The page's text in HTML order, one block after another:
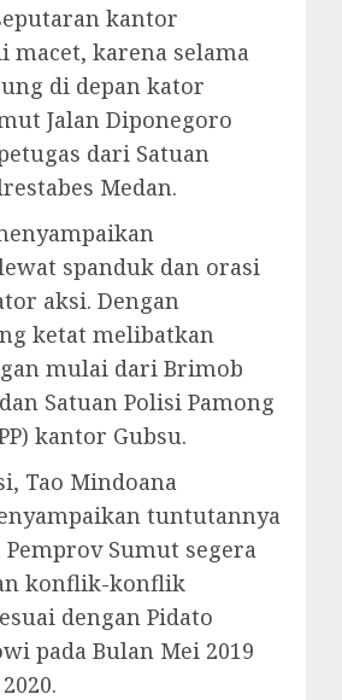
kantor
macet, karena selama
di depan kator
Jalan Diponegoro
dari Satuan
Medan.
spanduk dan orasi
aksi. Dengan
ketat melibatkan
mulai dari Brimob
Satuan Polisi Pamong
kantor Gubsu.
Tao Mindoana
tuntutannya
Sumut segera
konflik-konflik
dengan Pidato
pada Bulan Mei 2019